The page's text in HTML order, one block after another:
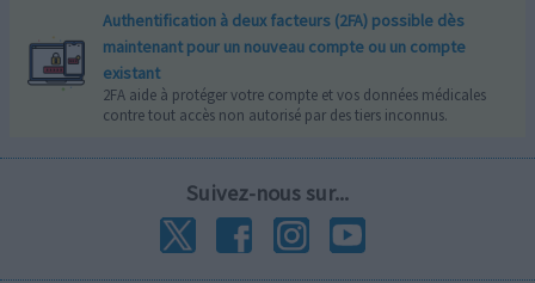
Authentification à deux facteurs (2FA) possible dès
maintenant pour un nouveau compte ou un compte
existant
2FA aide à protéger votre compte et vos données médicales
contre tout accès non autorisé par des tiers inconnus.
Suivez-nous sur...